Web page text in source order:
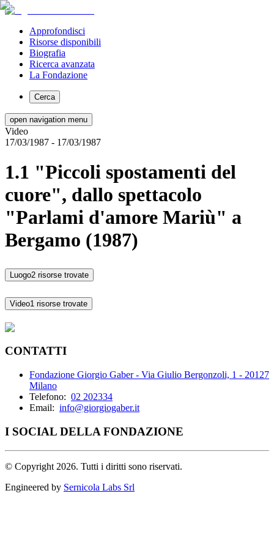
Approfondisci
Risorse disponibili
Biografia
Ricerca avanzata
La Fondazione
Cerca
open navigation menu
Video
17/03/1987 - 17/03/1987
1.1 "Piccoli spostamenti del
cuore", dallo spettacolo
"Parlami d'amore Mariù" a
Bergamo (1987)
Luogo2 risorse trovate
Video1 risorse trovate
CONTATTI
Fondazione Giorgio Gaber - Via Giulio Bergonzoli, 1 - 20127
Milano
Telefono: 02 202334
Email: info@giorgiogaber.it
I SOCIAL DELLA FONDAZIONE
© Copyright 2026. Tutti i diritti sono riservati.
Engineered by Sernicola Labs Srl